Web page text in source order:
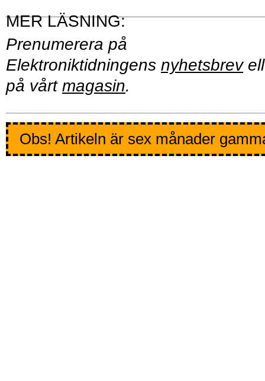
Prenumerera på
Elektroniktidningens nyhetsbrev
på vårt magasin.
Obs! Artikeln är sex månader